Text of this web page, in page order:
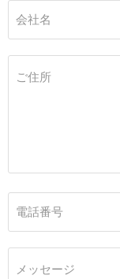
会社名
ご住所
電話番号
メッセージ